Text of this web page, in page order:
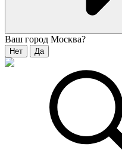
Ваш город Москва?
Нет Да